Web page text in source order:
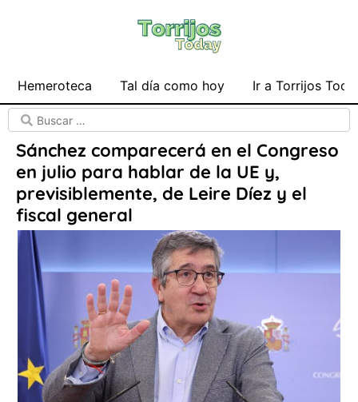
Hemeroteca Tal día como hoy Ir a Torrijos
Sánchez comparecerá en el Congreso
en julio para hablar de la UE y,
previsiblemente, de Leire Díez y el
fiscal general